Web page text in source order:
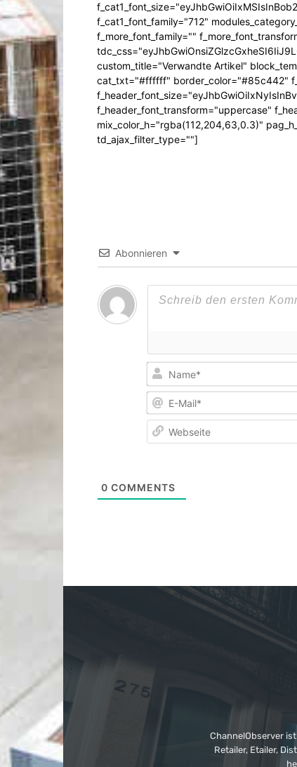
f_cat1_font_family="712"
f_more_font_family=""
custom_title="Verwandte Artikel"
cat_txt="#ffffff" border_color="#85c442"
f_header_font_transform="uppercase"
mix_color_h="rgba(112,204,63,0.3)"
td_ajax_filter_type=""]
Abonnieren
0 COMMENTS
ChannelObserver
Retailer, Etailer,